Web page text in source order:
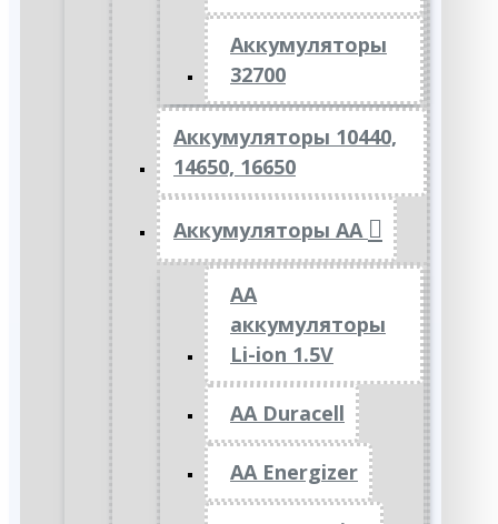
Аккумуляторы
32700
Аккумуляторы 10440,
14650, 16650
Аккумуляторы АА
AA
аккумуляторы
Li-ion 1.5V
AA Duracell
AA Energizer